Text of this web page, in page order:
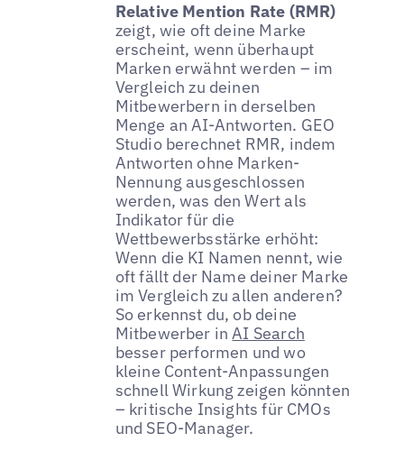
Relative Mention Rate (RMR)
zeigt, wie oft deine Marke
erscheint, wenn überhaupt
Marken erwähnt werden – im
Vergleich zu deinen
Mitbewerbern in derselben
Menge an AI-Antworten. GEO
Studio berechnet RMR, indem
Antworten ohne Marken-
Nennung ausgeschlossen
werden, was den Wert als
Indikator für die
Wettbewerbsstärke erhöht:
Wenn die KI Namen nennt, wie
oft fällt der Name deiner Marke
im Vergleich zu allen anderen?
So erkennst du, ob deine
Mitbewerber inAI Search
besser performen und wo
kleine Content-Anpassungen
schnell Wirkung zeigen könnten
– kritische Insights für CMOs
und SEO-Manager.